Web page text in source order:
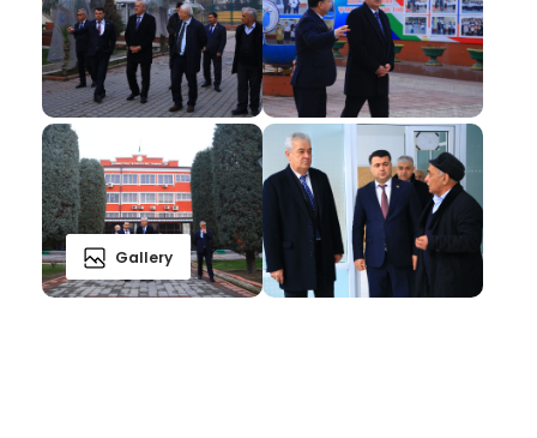
Gallery